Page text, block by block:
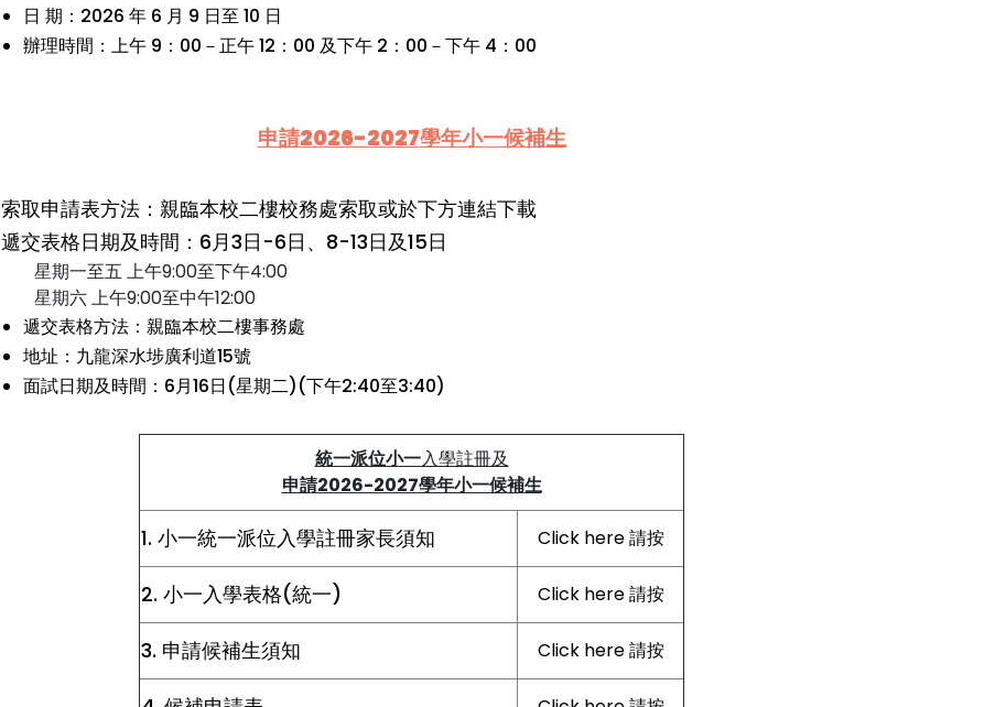
日 期：2026 年 6 月 9 日至 10 日
辦理時間：上午 9：00－正午 12：00 及下午 2：00－下午 4：00
申請2026-2027學年小一候補生
索取申請表方法：親臨本校二樓校務處索取或於下方連結下載
遞交表格日期及時間：6月3日-6日、8-13日及15日
星期一至五 上午9:00至下午4:00
星期六 上午9:00至中午12:00
遞交表格方法：親臨本校二樓事務處
地址：九龍深水埗廣利道15號
面試日期及時間：6月16日(星期二)(下午2:40至3:40)
統一派位小一入學註冊及
申請2026-2027學年小一候補生
1. 小一統一派位入學註冊家長須知 Click here 請按
2. 小一入學表格(統一) Click here 請按
3. 申請候補生須知 Click here 請按